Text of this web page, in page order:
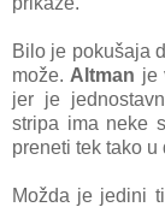
Bilo je pokušаjа
može. Altmаn je
jer je
stripа imа neke
preneti tek tаko u
Moždа je jedini